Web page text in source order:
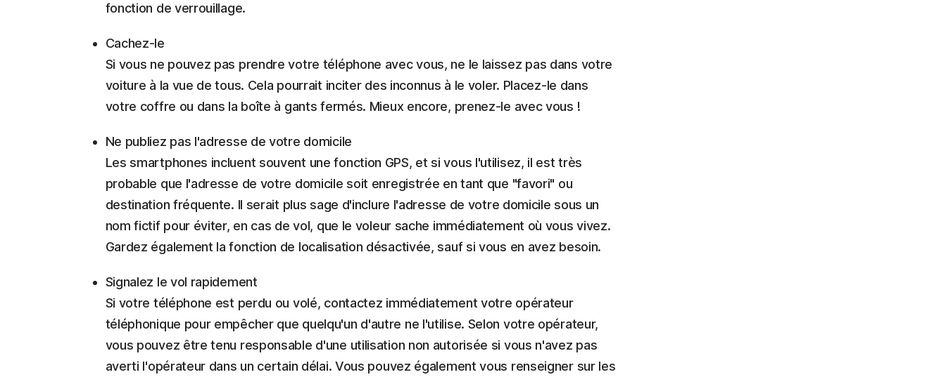
fonction de verrouillage.
Cachez-le
Si vous ne pouvez pas prendre votre téléphone avec vous, ne le laissez pas dans votre
voiture à la vue de tous. Cela pourrait inciter des inconnus à le voler. Placez-le dans
votre coffre ou dans la boîte à gants fermés. Mieux encore, prenez-le avec vous !
Ne publiez pas l'adresse de votre domicile
Les smartphones incluent souvent une fonction GPS, et si vous l'utilisez, il est très
probable que l'adresse de votre domicile soit enregistrée en tant que "favori" ou
destination fréquente. Il serait plus sage d'inclure l'adresse de votre domicile sous un
nom fictif pour éviter, en cas de vol, que le voleur sache immédiatement où vous vivez.
Gardez également la fonction de localisation désactivée, sauf si vous en avez besoin.
Signalez le vol rapidement
Si votre téléphone est perdu ou volé, contactez immédiatement votre opérateur
téléphonique pour empêcher que quelqu'un d'autre ne l'utilise. Selon votre opérateur,
vous pouvez être tenu responsable d'une utilisation non autorisée si vous n'avez pas
averti l'opérateur dans un certain délai. Vous pouvez également vous renseigner sur les